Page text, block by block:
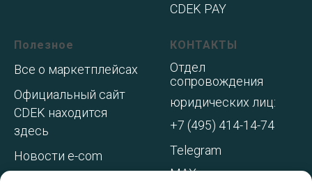
CDEK PAY
Полезное
Все о маркетплейсах
Официальный сайт
CDEK находится
здесь
Новости e-com
КОНТАКТЫ
Отдел
сопровождения
юридических лиц:
+7 (495) 414-14-74
Telegram
MAX